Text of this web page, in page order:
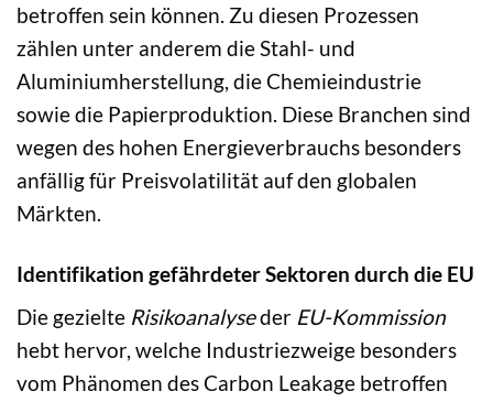
betroffen sein können. Zu diesen Prozessen
zählen unter anderem die Stahl- und
Aluminiumherstellung, die Chemieindustrie
sowie die Papierproduktion. Diese Branchen sind
wegen des hohen Energieverbrauchs besonders
anfällig für Preisvolatilität auf den globalen
Märkten.
Identifikation gefährdeter Sektoren durch die EU
Die gezielte Risikoanalyseder EU-Kommission
hebt hervor, welche Industriezweige besonders
vom Phänomen des Carbon Leakage betroffen